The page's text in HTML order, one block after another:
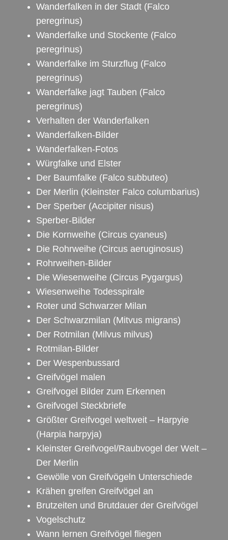
Wanderfalken in der Stadt (Falco
peregrinus)
Wanderfalke und Stockente (Falco
peregrinus)
Wanderfalke im Sturzflug (Falco
peregrinus)
Wanderfalke jagt Tauben (Falco
peregrinus)
Verhalten der Wanderfalken
Wanderfalken-Bilder
Wanderfalken-Fotos
Würgfalke und Elster
Der Baumfalke (Falco subbuteo)
Der Merlin (Kleinster Falco columbarius)
Der Sperber (Accipiter nisus)
Sperber-Bilder
Die Kornweihe (Circus cyaneus)
Die Rohrweihe (Circus aeruginosus)
Rohrweihen-Bilder
Die Wiesenweihe (Circus Pygargus)
Wiesenweihe Todesspirale
Roter und Schwarzer Milan
Der Schwarzmilan (Mitvus migrans)
Der Rotmilan (Milvus milvus)
Rotmilan-Bilder
Der Wespenbussard
Greifvögel malen
Greifvogel Bilder zum Erkennen
Greifvogel Steckbriefe
Größter Greifvogel weltweit – Harpyie
(Harpia harpyja)
Kleinster Greifvogel/Raubvogel der Welt –
Der Merlin
Gewölle von Greifvögeln Unterschiede
Krähen greifen Greifvögel an
Brutzeiten und Brutdauer der Greifvögel
Vogelschutz
Wann lernen Greifvögel fliegen